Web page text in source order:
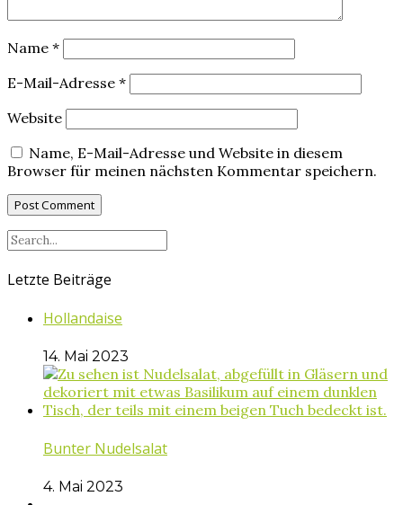
Name *
E-Mail-Adresse *
Website
Name, E-Mail-Adresse und Website in diesem
Browser für meinen nächsten Kommentar speichern.
Letzte Beiträge
Hollandaise
14. Mai 2023
Bunter Nudelsalat
4. Mai 2023